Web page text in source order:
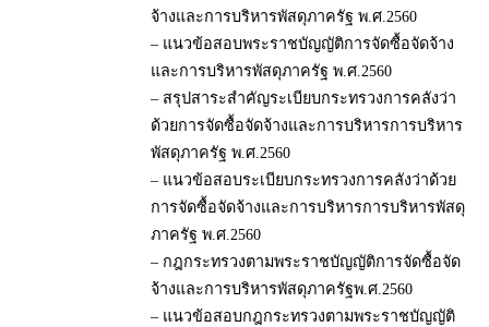
จ้างและการบริหารพัสดุภาครัฐ พ.ศ.2560
– แนวข้อสอบพระราชบัญญัติการจัดซื้อจัดจ้าง
และการบริหารพัสดุภาครัฐ พ.ศ.2560
– สรุปสาระสำคัญระเบียบกระทรวงการคลังว่า
ด้วยการจัดซื้อจัดจ้างและการบริหารการบริหาร
พัสดุภาครัฐ พ.ศ.2560
– แนวข้อสอบระเบียบกระทรวงการคลังว่าด้วย
การจัดซื้อจัดจ้างและการบริหารการบริหารพัสดุ
ภาครัฐ พ.ศ.2560
– กฎกระทรวงตามพระราชบัญญัติการจัดซื้อจัด
จ้างและการบริหารพัสดุภาครัฐพ.ศ.2560
– แนวข้อสอบกฎกระทรวงตามพระราชบัญญัติ